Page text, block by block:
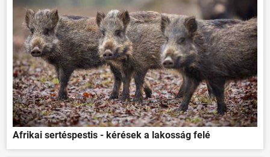
Afrikai sertéspestis - kérések a lakosság felé